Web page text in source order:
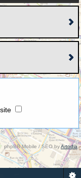
phpBB Mobile / SEO byArtodia .